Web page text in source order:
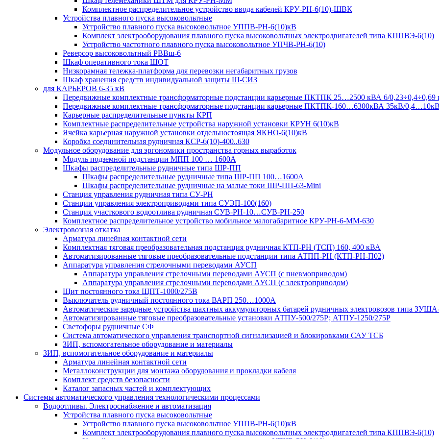
Комплектное распределительное устройство ввода кабелей КРУ-РН-6(10)-ШВК
Устройства плавного пуска высоковольтные
Устройство плавного пуска высоковольтное УППВ-РН-6(10)кВ
Комплект электрооборудования плавного пуска высоковольтных электродвигателей типа КППВЭ-6(10)
Устройство частотного плавного пуска высоковольтное УПЧВ-РН-6(10)
Реверсор высоковольтный РВВш-6
Шкаф оперативного тока ШОТ
Низкорамная тележка-платформа для перевозки негабаритных грузов
Шкаф хранения средств индивидуальной защиты Ш-СИЗ
для КАРЬЕРОВ 6-35 кВ
Передвижные комплектные трансформаторные подстанции карьерные ПКТПК 25…2500 кВА 6/0,23÷0,4÷0,69
Передвижные комплектные трансформаторные подстанции карьерные ПКТПК-160…6300кВА 35кВ/
Карьерные распределительные пункты КРП
Комплектные распределительные устройства наружной установки КРУН 6(10)кВ
Ячейка карьерная наружной установки отдельностоящая ЯКНО-6(10)кВ
Коробка соединительная рудничная КСР-6(10)-400..630
Модульное оборудование для эргономики пространства горных выработок
Модуль подземной подстанции МПП 100 … 1600А
Шкафы распределительные рудничные типа ШР-ПП
Шкафы распределительные рудничные типа ШР-ПП 100…1600А
Шкафы распределительные рудничные на малые токи ШР-ПП-63-Mini
Станция управления рудничная типа СУ-РН
Станции управления электроприводами типа СУЭП-100(160)
Станция участкового водоотлива рудничная СУВ-РН-10…СУВ-РН-250
Комплектное распределительное устройство мобильное малогабаритное КРУ-РН-6-ММ-630
Электровозная откатка
Арматура линейная контактной сети
Комплектная тяговая преобразовательная подстанция рудничная КТП-РН (ТСП) 160, 400 кВА
Автоматизированные тяговые преобразовательные подстанции типа АТПП-РН (КТП-РН-П02)
Аппаратура управления стрелочными переводами АУСП
Аппаратура управления стрелочными переводами АУСП (с пневмоприводом)
Аппаратура управления стрелочными переводами АУСП (с электроприводом)
Щит постоянного тока ЩПТ-1000/275В
Выключатель рудничный постоянного тока ВАРП 250…1000А
Автоматические зарядные устройства шахтных аккумуляторных батарей рудничных электровозов типа
Автоматизированные тяговые преобразовательные установки АТПУ-500/275Р; АТПУ-1250/275Р
Светофоры рудничные СФ
Система автоматического управления транспортной сигнализацией и блокировками САУ ТСБ
ЗИП, вспомогательное оборудование и материалы
ЗИП, вспомогательное оборудование и материалы
Арматура линейная контактной сети
Металлоконструкции для монтажа оборудования и прокладки кабеля
Комплект средств безопасности
Каталог запасных частей и комплектующих
Системы автоматического управления технологическими процессами
Водоотливы. Электроснабжение и автоматизация
Устройства плавного пуска высоковольтные
Устройство плавного пуска высоковольтное УППВ-РН-6(10)кВ
Комплект электрооборудования плавного пуска высоковольтных электродвигателей типа КППВЭ-6(10)